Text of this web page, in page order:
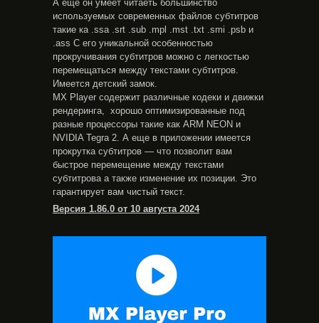
А еще он умеет читаеть большинство
используемых современных файлов субтитров
такие ка .ssa .srt .sub .mpl .mst .txt .smi .psb и
.ass С его уникальной особенностью
прокручивания субтитров можно с легкостью
перемещаться между текстами субтитров.
Имеется детский замок.
MX Player содержит различные кодеки и движки
рендеринга, хорошо оптимизированные под
разные процессоры такие как ARM NEON и
NVIDIA Tegra 2. А еще в приложении имеется
прокрутка субтитров — что позволит вам
быстрое перемещение между текстами
субтитрова а также изменение их позиции. Это
гарантирует вам чистый текст.
Версия 1.86.0 от 10 августа 2024